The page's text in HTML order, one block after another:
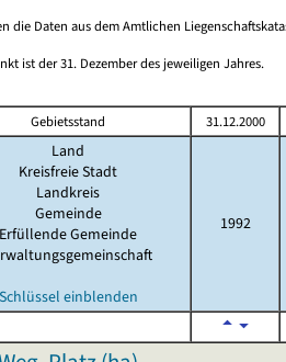
die Daten aus dem Amtlichen
ist der 31. Dezember des jeweiligen Jahres.
Gebietsstand 31.12.2000
Land
Kreisfreie Stadt
Landkreis
Gemeinde
Erfüllende Gemeinde
Schlüssel einblenden
1992